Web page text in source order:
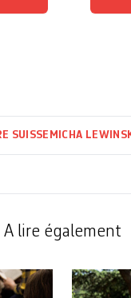
SUISSE MICHA
A lire également